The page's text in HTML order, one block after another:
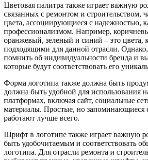
Цветовая палитра также играет важную
связанных с ремонтом и строительством,
цвета, ассоциирующиеся с надежностью,
профессионализмом. Например,
оранжевый, зеленый и синий – это цвета,
подходящими для данной отрасли.
помнить об индивидуальности бренда и
которые будут соответствовать его
Форма логотипа также должна быть
должна быть удобной для использования
платформах, включая сайт, социальные
материалы. Простые, но
работают лучше всего.
Шрифт в логотипе также играет важную
быть удобочитаемым и соответствовать
логотипа. Для отрасли ремонта и